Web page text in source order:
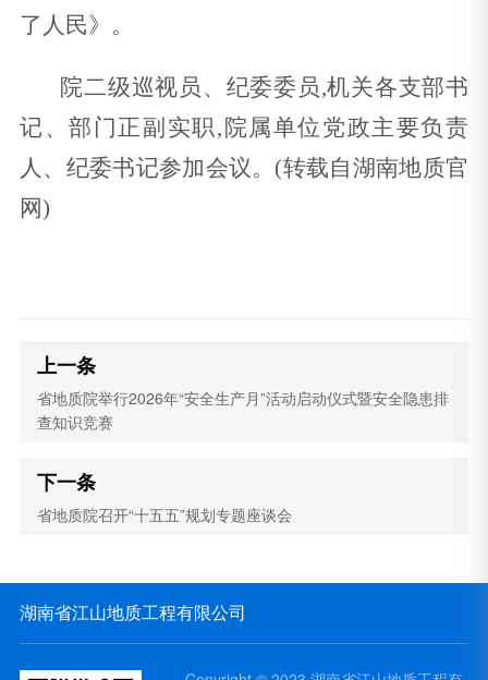
了人民》。
院二级巡视员、纪委委员,机关各支部书
记、部门正副实职,院属单位党政主要负责
人、纪委书记参加会议。(转载自湖南地质官
网)
上一条
省地质院举行2026年“安全生产月”活动启动仪式暨安全隐患排
查知识竞赛
下一条
省地质院召开“十五五”规划专题座谈会
湖南省江山地质工程有限公司